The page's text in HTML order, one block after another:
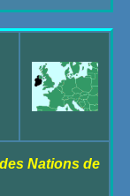
Nations de